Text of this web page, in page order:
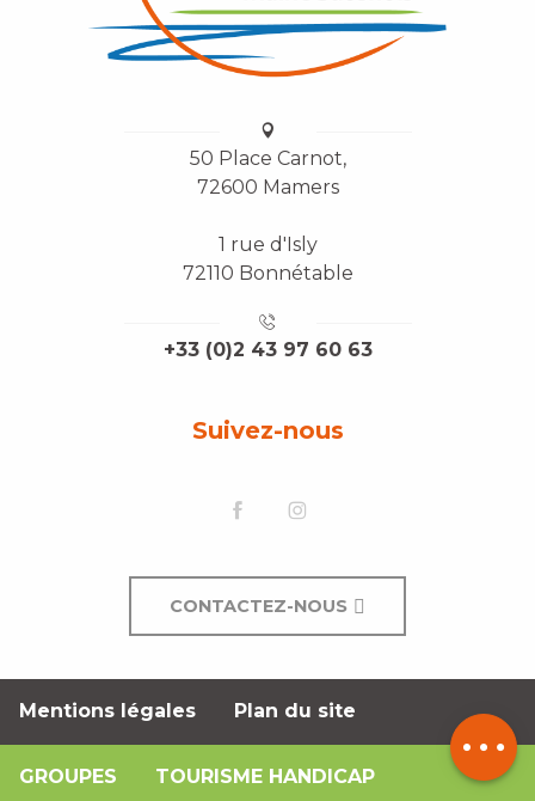
par email
50 Place Carnot,
72600 Mamers
1 rue d'Isly
72110 Bonnétable
+33 (0)2 43 97 60 63
Suivez-nous
CONTACTEZ-NOUS
Mentions légales Plan du site
GROUPES TOURISME HANDICAP